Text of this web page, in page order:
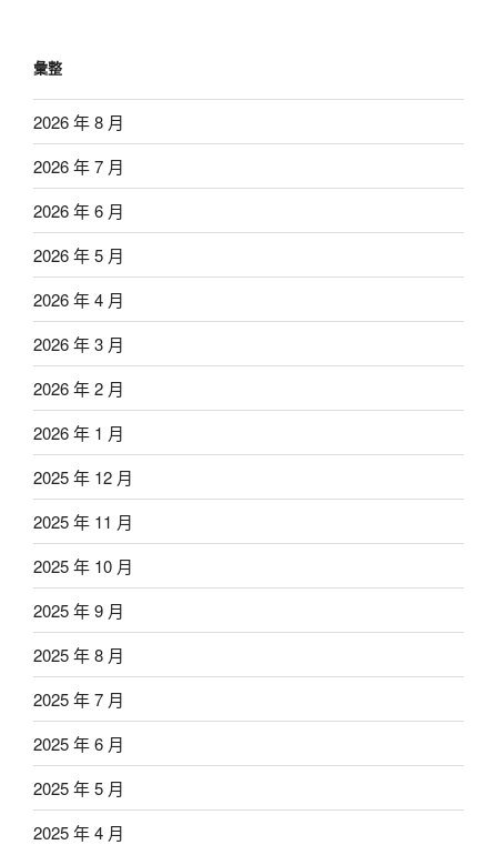
彙整
2026 年 8 月
2026 年 7 月
2026 年 6 月
2026 年 5 月
2026 年 4 月
2026 年 3 月
2026 年 2 月
2026 年 1 月
2025 年 12 月
2025 年 11 月
2025 年 10 月
2025 年 9 月
2025 年 8 月
2025 年 7 月
2025 年 6 月
2025 年 5 月
2025 年 4 月